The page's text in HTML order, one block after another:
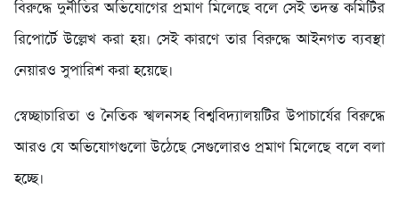
বিরুদ্ধে দুর্নীতির অভিযোগের প্রমাণ মিলেছে বলে সেই তদন্ত কমিটির
রিপোর্টে উল্লেখ করা হয়। সেই কারণে তার বিরুদ্ধে আইনগত ব্যবস্থা
নেয়ারও সুপারিশ করা হয়েছে।
স্বেচ্ছাচারিতা ও নৈতিক স্খলনসহ বিশ্ববিদ্যালয়টির উপাচার্যের বিরুদ্ধে
আরও যে অভিযোগগুলো উঠেছে সেগুলোরও প্রমাণ মিলেছে বলে বলা
হচ্ছে।